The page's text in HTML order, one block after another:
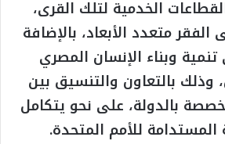
الخدمية لتلك القرى،
متعدد الأبعاد، بالإضافة
وبناء الإنسان المصري
وذلك بالتعاون والتنسيق بين
بالدولة، على نحو يتكامل
للأمم المتحدة.